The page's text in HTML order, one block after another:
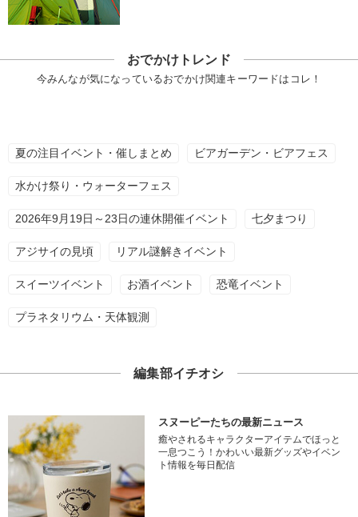
おでかけトレンド
今みんなが気になっているおでかけ関連キーワードはコレ！
夏の注目イベント・催しまとめ ビアガーデン・ビアフェス
水かけ祭り・ウォーターフェス
2026年9月19日～23日の連休開催イベント 七夕まつり
アジサイの見頃 リアル謎解きイベント
スイーツイベント お酒イベント 恐竜イベント
プラネタリウム・天体観測
編集部イチオシ
スヌーピーたちの最新ニュース
癒やされるキャラクターアイテムでほっと
一息つこう！かわいい最新グッズやイベン
ト情報を毎日配信